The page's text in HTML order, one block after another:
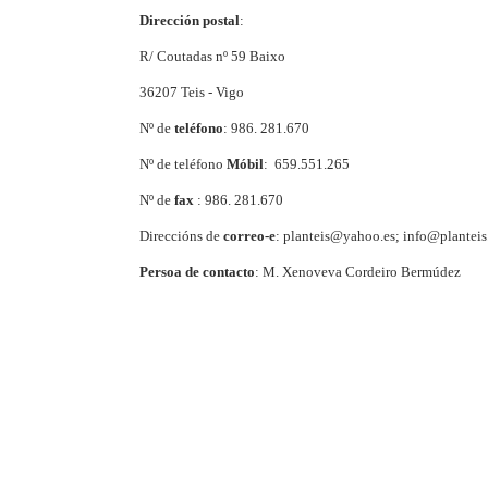
Dirección postal:
R/ Coutadas nº 59 Baixo
36207 Teis - Vigo
Nº de teléfono: 986. 281.670
Nº de teléfono Móbil: 659.551.265
Nº de fax : 986. 281.670
Direccións de correo-e: planteis@yahoo.es;
Persoa de contacto: M. Xenoveva Cordeiro Bermúdez